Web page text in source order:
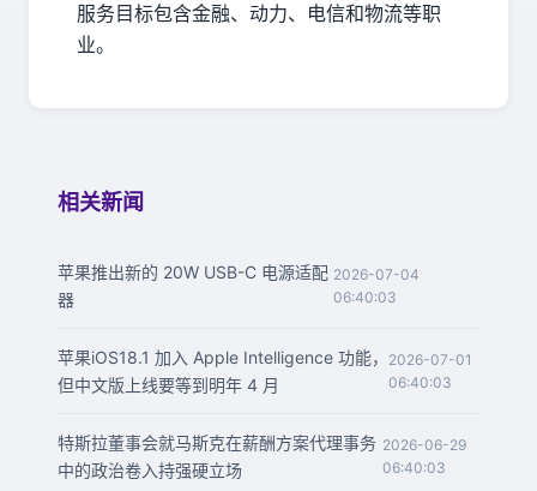
服务目标包含金融、动力、电信和物流等职
业。
相关新闻
苹果推出新的 20W USB-C 电源适配
器
2026-07-04
06:40:03
苹果iOS18.1 加入 Apple Intelligence 功能，
但中文版上线要等到明年 4 月
2026-07-01
06:40:03
特斯拉董事会就马斯克在薪酬方案代理事务
中的政治卷入持强硬立场
2026-06-29
06:40:03